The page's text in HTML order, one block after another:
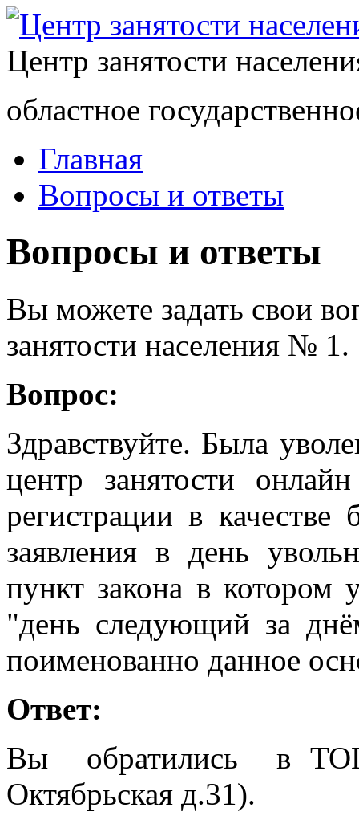
Центр занятости
областное
Главная
Вопросы и ответы
Вопросы и ответы
Вы можете задать свои
занятости населения № 1.
Вопрос:
Здравствуйте. Была
центр занятости
регистрации в качестве
заявления в день
пункт закона в котором
"день следующий за
поименованно данное
Ответ:
Вы обратились в
Октябрьская д.31).